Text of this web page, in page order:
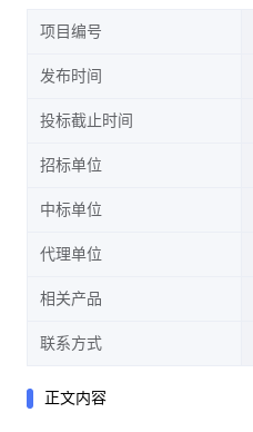
项目编号
发布时间
投标截止时间
招标单位
中标单位
代理单位
相关产品
联系方式
正文内容